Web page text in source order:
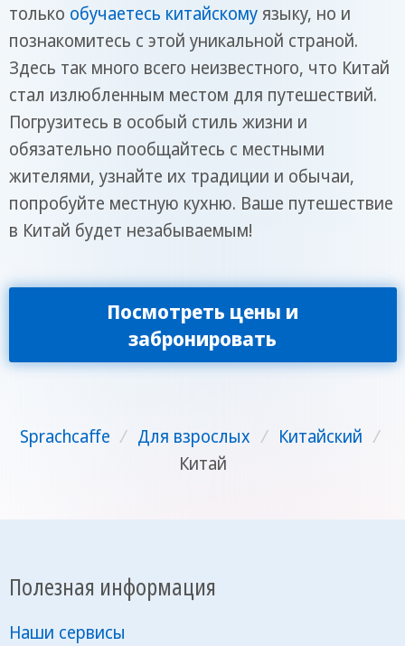
только обучаетесь китайскомуязыку, но и
познакомитесь с этой уникальной страной.
Здесь так много всего неизвестного, что Китай
стал излюбленным местом для путешествий.
Погрузитесь в особый стиль жизни и
обязательно пообщайтесь с местными
жителями, узнайте их традиции и обычаи,
попробуйте местную кухню. Ваше путешествие
в Китай будет незабываемым!
Посмотреть цены и
забронировать
Sprachcaffe / Для взрослых / Китайский /
Китай
Полезная информация
Наши сервисы